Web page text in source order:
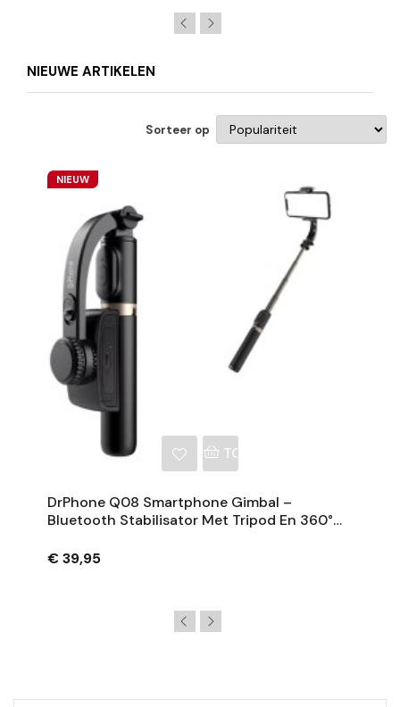
NIEUWE ARTIKELEN
Sorteer op
NIEUW
TOEVOEGEN AAN
DrPhone Q08 Smartphone Gimbal –
Bluetooth Stabilisator Met Tripod En 360°
€ 39,95